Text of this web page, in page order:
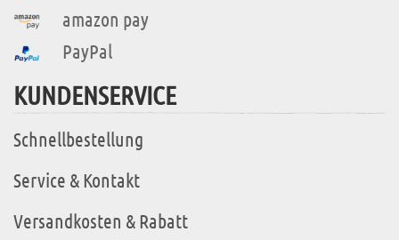
amazon pay
PayPal
KUNDENSERVICE
Schnellbestellung
Service & Kontakt
Versandkosten & Rabatt